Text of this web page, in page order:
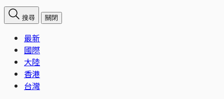
搜尋 關閉
最新
國際
大陸
香港
台灣